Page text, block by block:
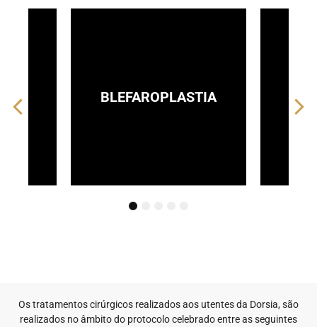
LIPOFILLING
4
Os tratamentos cirúrgicos realizados aos utentes da Dorsia, são
realizados no âmbito do protocolo celebrado entre as seguintes